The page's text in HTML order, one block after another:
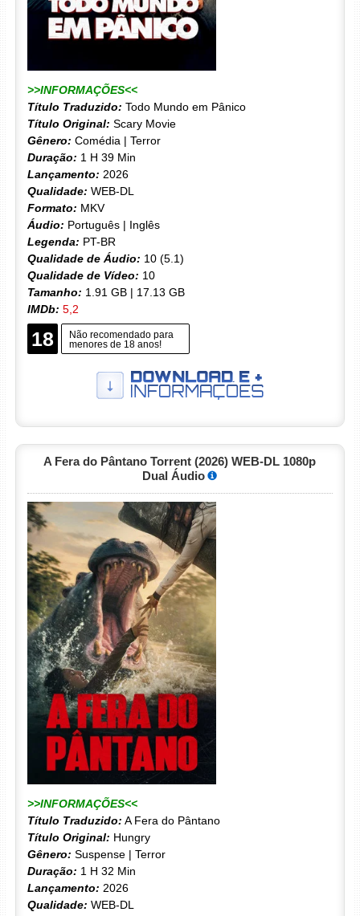
>>INFORMAÇÕES<<
Título Traduzido: Todo Mundo em Pânico
Título Original: Scary Movie
Gênero: Comédia | Terror
Duração: 1 H 39 Min
Lançamento: 2026
Qualidade: WEB-DL
Formato: MKV
Áudio: Português | Inglês
Legenda: PT-BR
Qualidade de Áudio: 10 (5.1)
Qualidade de Vídeo: 10
Tamanho: 1.91 GB | 17.13 GB
IMDb: 5,2
18
Não recomendado para
menores de 18 anos!
A Fera do Pântano Torrent (2026) WEB-DL 1080p
Dual Áudio
>>INFORMAÇÕES<<
Título Traduzido: A Fera do Pântano
Título Original: Hungry
Gênero: Suspense | Terror
Duração: 1 H 32 Min
Lançamento: 2026
Qualidade: WEB-DL